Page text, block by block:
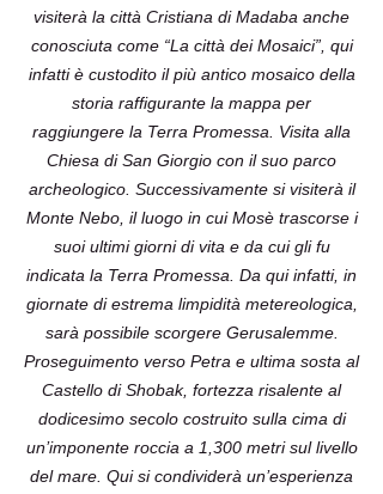
visiterà la città Cristiana di Madaba anche
conosciuta come “La città dei Mosaici”, qui
infatti è custodito il più antico mosaico della
storia raffigurante la mappa per
raggiungere la Terra Promessa. Visita alla
Chiesa di San Giorgio con il suo parco
archeologico. Successivamente si visiterà il
Monte Nebo, il luogo in cui Mosè trascorse i
suoi ultimi giorni di vita e da cui gli fu
indicata la Terra Promessa. Da qui infatti, in
giornate di estrema limpidità metereologica,
sarà possibile scorgere Gerusalemme.
Proseguimento verso Petra e ultima sosta al
Castello di Shobak, fortezza risalente al
dodicesimo secolo costruito sulla cima di
un’imponente roccia a 1,300 metri sul livello
del mare. Qui si condividerà un’esperienza